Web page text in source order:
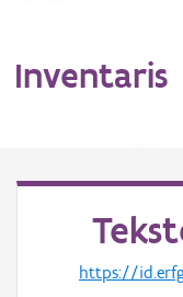
Inventaris
Erfgoedobject
https://